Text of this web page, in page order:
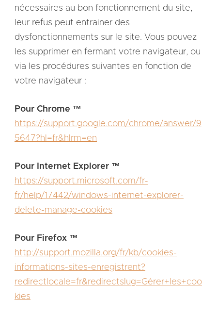
nécessaires au bon fonctionnement du site,
leur refus peut entrainer des
dysfonctionnements sur le site. Vous pouvez
les supprimer en fermant votre navigateur, ou
via les procédures suivantes en fonction de
votre navigateur :
Pour Chrome ™
https://support.google.com/chrome/answer/9
5647?hl=fr&hlrm=en
Pour Internet Explorer ™
https://support.microsoft.com/fr-
fr/help/17442/windows-internet-explorer-
delete-manage-cookies
Pour Firefox ™
http://support.mozilla.org/fr/kb/cookies-
informations-sites-enregistrent?
redirectlocale=fr&redirectslug=Gérer+les+coo
kies